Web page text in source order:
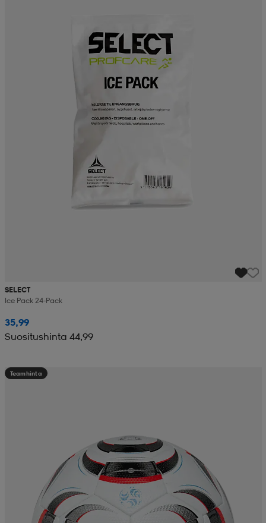
SELECT
Ice Pack 24-Pack
35,99
Suositushinta 44,99
Teamhinta